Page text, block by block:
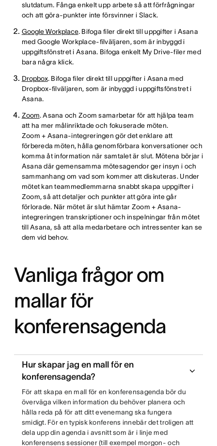
slutdatum. Fånga enkelt upp arbete så att förfrågningar
och att göra-punkter inte försvinner i Slack.
Google Workplace. Bifoga filer direkt till uppgifter i Asana
med Google Workplace-filväljaren, som är inbyggd i
uppgiftsfönstret i Asana. Bifoga enkelt My Drive-filer med
bara några klick.
Dropbox. Bifoga filer direkt till uppgifter i Asana med
Dropbox-filväljaren, som är inbyggd i uppgiftsfönstret i
Asana.
Zoom. Asana och Zoom samarbetar för att hjälpa team
att ha mer målinriktade och fokuserade möten.
Zoom + Asana-integreringen gör det enklare att
förbereda möten, hålla genomförbara konversationer och
komma åt information när samtalet är slut. Mötena börjar i
Asana där gemensamma mötesagendor ger insyn i och
sammanhang om vad som kommer att diskuteras. Under
mötet kan teammedlemmarna snabbt skapa uppgifter i
Zoom, så att detaljer och punkter att göra inte går
förlorade. När mötet är slut hämtar Zoom + Asana-
integreringen transkriptioner och inspelningar från mötet
till Asana, så att alla medarbetare och intressenter kan se
dem vid behov.
Vanliga frågor om
mallar för
konferensagenda
Hur skapar jag en mall för en
konferensagenda?
För att skapa en mall för en konferensagenda bör du
överväga vilken information du behöver planera och
hålla reda på för att ditt evenemang ska fungera
smidigt. För en typisk konferens innebär det troligen att
dela upp din agenda i avsnitt som är i linje med
konferensens sessioner (till exempel morgon- och